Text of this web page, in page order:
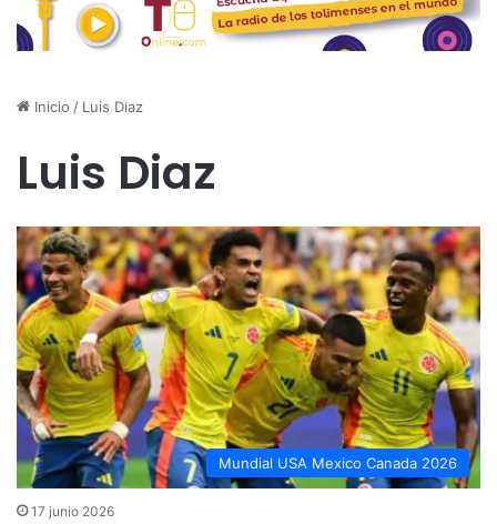
Inicio / Luis Diaz
Luis Diaz
Mundial USA Mexico Canada 2026
17 junio 2026